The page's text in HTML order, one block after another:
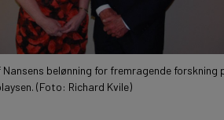
belønning for fremragende
(Foto: Richard Kvile)